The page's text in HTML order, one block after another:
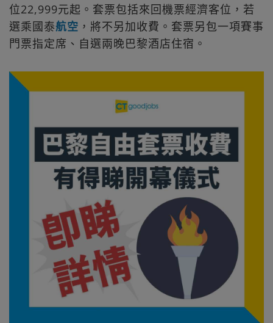
位22,999元起。套票包括來回機票經濟客位，若
選乘國泰航空 ，將不另加收費。套票另包一項賽事
門票指定席、自選兩晚巴黎酒店住宿。